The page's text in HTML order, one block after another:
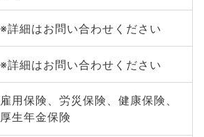
※詳細はお問い合わせください
※詳細はお問い合わせください
雇用保険、労災保険、健康保険、
厚生年金保険